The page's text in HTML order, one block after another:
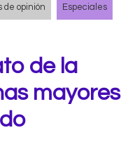
de opinión Especiales
de la
mayores